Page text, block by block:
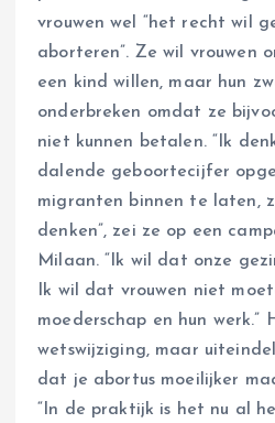
vrouwen wel “het recht wil
aborteren”. Ze wil vrouwen
een kind willen, maar hun
onderbreken omdat ze
niet kunnen betalen. “Ik
dalende geboortecijfer
migranten binnen te laten,
denken”, zei ze op een
Milaan. “Ik wil dat onze
Ik wil dat vrouwen niet
moederschap en hun werk.”
wetswijziging, maar
dat je abortus moeilijker
“In de praktijk is het nu al